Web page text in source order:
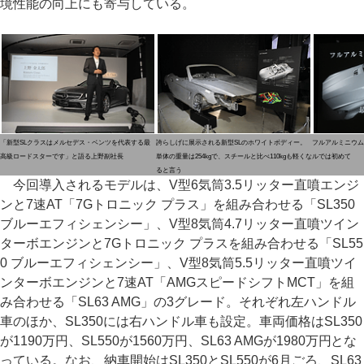
境性能の向上にも寄与している。
「新型SLクラスはメルセデス・ベンツを代表する最
高級ロードスターです」と語る上野副社長
誇らしげに展示される新型SLのホワイトボディー。
単体の重量は254kgで、スチールと比べ110kgも軽くな
ると言う
フルアルミニウ
ルでは初めて
今回導入されるモデルは、V型6気筒3.5リッター直噴エンジ
ンと7速AT「7Gトロニック プラス」を組み合わせる「SL350
ブルーエフィシェンシー」、V型8気筒4.7リッター直噴ツイン
ターボエンジンと7Gトロニック プラスを組み合わせる「SL55
0 ブルーエフィシェンシー」、V型8気筒5.5リッター直噴ツイ
ンターボエンジンと7速AT「AMGスピードシフトMCT」を組
み合わせる「SL63 AMG」の3グレード。それぞれ左ハンドル
車のほか、SL350には右ハンドル車も設定。車両価格はSL350
が1190万円、SL550が1560万円、SL63 AMGが1980万円とな
っている。なお、納車開始はSL350とSL550が6月ごろ、SL63